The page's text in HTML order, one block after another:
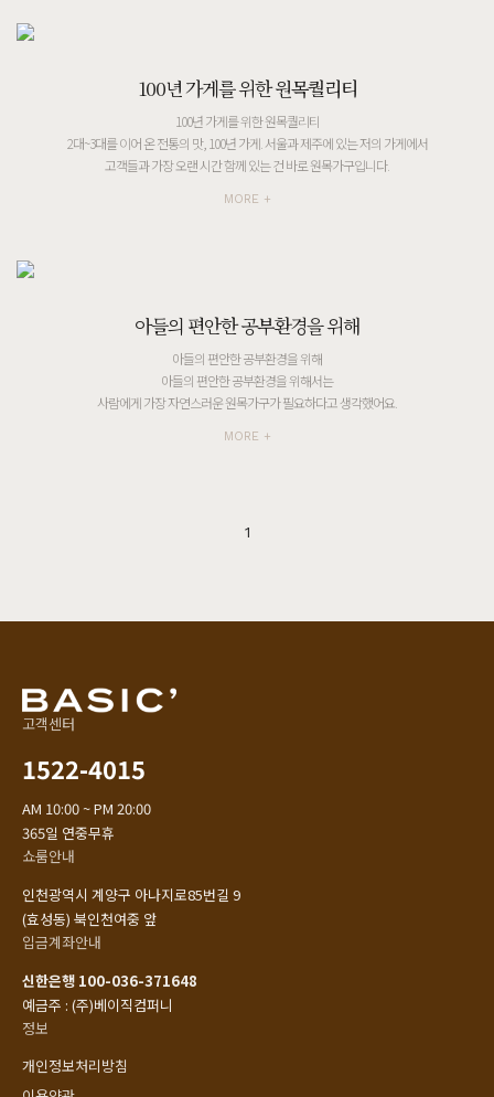
100년 가게를 위한 원목퀄리티
100년 가게를 위한 원목퀄리티
2대~3대를 이어 온 전통의 맛, 100년 가게. 서울과 제주에 있는 저의 가게에서
고객들과 가장 오랜 시간 함께 있는 건 바로 원목가구입니다.
MORE +
아들의 편안한 공부환경을 위해
아들의 편안한 공부환경을 위해
아들의 편안한 공부환경을 위해서는
사람에게 가장 자연스러운 원목가구가 필요하다고 생각했어요.
MORE +
1
고객센터
1522-4015
AM 10:00 ~ PM 20:00
365일 연중무휴
쇼룸안내
인천광역시 계양구 아나지로85번길 9
(효성동) 북인천여중 앞
입금계좌안내
신한은행 100-036-371648
예금주 : (주)베이직컴퍼니
정보
개인정보처리방침